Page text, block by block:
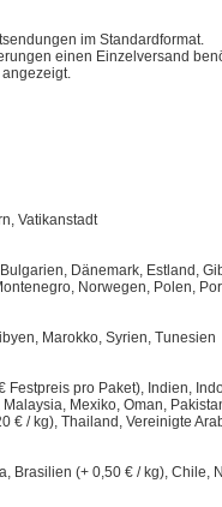
im Standardformat.
einen Einzelversand
Vatikanstadt
Dänemark, Estland,
Norwegen, Polen,
Marokko, Syrien, Tunesien
pro Paket), Indien,
Mexiko, Oman,
€ / kg), Thailand, Vereinigte
Brasilien (+ 0,50 € / kg), Chile,